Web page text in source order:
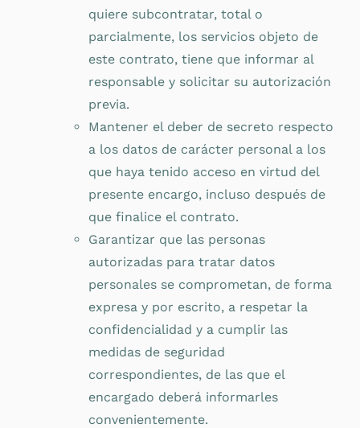
quiere subcontratar, total o
parcialmente, los servicios objeto de
este contrato, tiene que informar al
responsable y solicitar su autorización
previa.
Mantener el deber de secreto respecto
a los datos de carácter personal a los
que haya tenido acceso en virtud del
presente encargo, incluso después de
que finalice el contrato.
Garantizar que las personas
autorizadas para tratar datos
personales se comprometan, de forma
expresa y por escrito, a respetar la
confidencialidad y a cumplir las
medidas de seguridad
correspondientes, de las que el
encargado deberá informarles
convenientemente.